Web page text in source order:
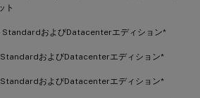
ト
およびDatacenterエディション*
およびDatacenterエディション*
およびDatacenterエディション*